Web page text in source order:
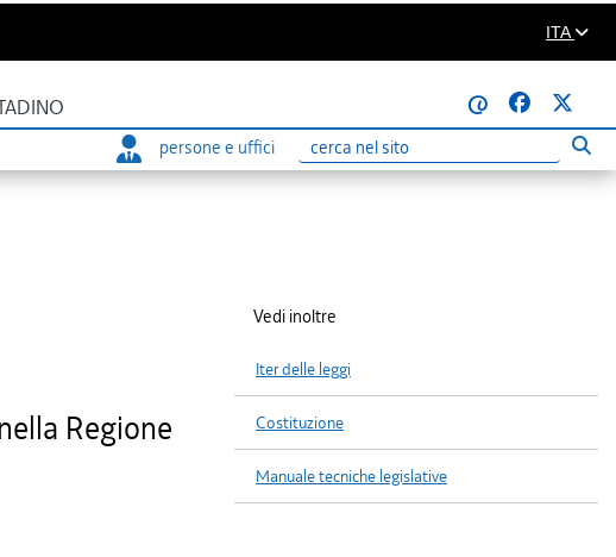
ITA
@
persone e uffici
Ricerca
Regione
Vedi inoltre
Iter delle leggi
Costituzione
Manuale tecniche legislative